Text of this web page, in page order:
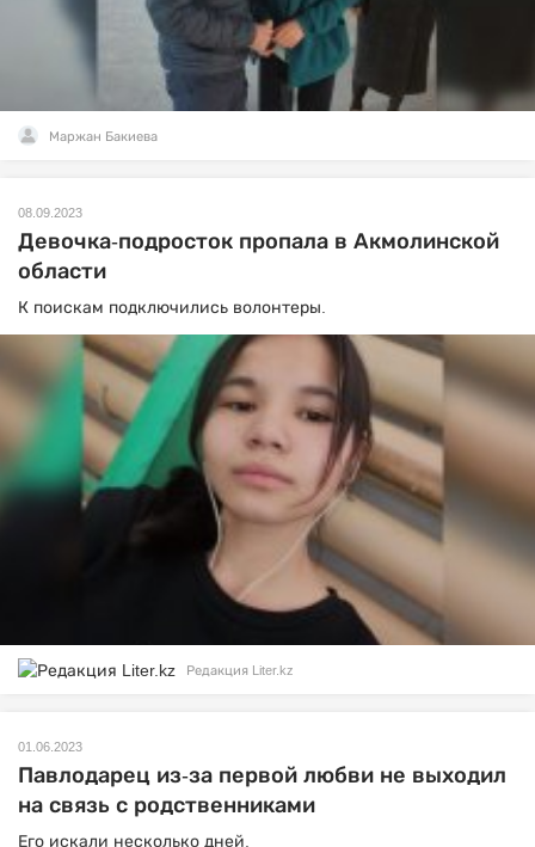
Маржан Бакиева
08.09.2023
Девочка-подросток пропала в Акмолинской
области
К поискам подключились волонтеры.
Редакция Liter.kz
01.06.2023
Павлодарец из-за первой любви не выходил
на связь с родственниками
Его искали несколько дней.